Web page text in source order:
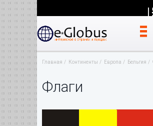
|
Главная Континенты Европа Бельгия
Флаги